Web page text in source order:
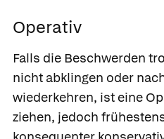
Operativ
Falls die Beschwerden
nicht abklingen oder
wiederkehren, ist eine
ziehen, jedoch